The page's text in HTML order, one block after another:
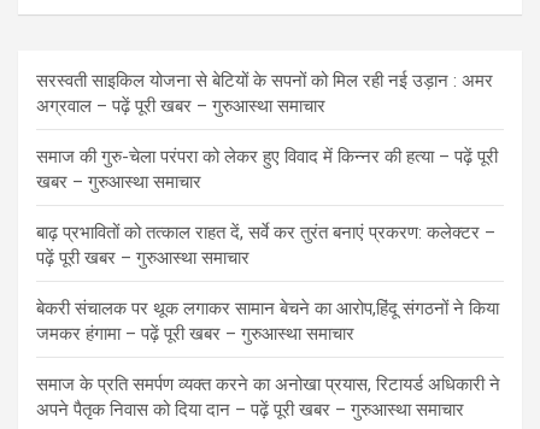
सरस्वती साइकिल योजना से बेटियों के सपनों को मिल रही नई उड़ान : अमर
अग्रवाल – पढ़ें पूरी खबर – गुरुआस्था समाचार
समाज की गुरु-चेला परंपरा को लेकर हुए विवाद में किन्नर की हत्या – पढ़ें पूरी
खबर – गुरुआस्था समाचार
बाढ़ प्रभावितों को तत्काल राहत दें, सर्वे कर तुरंत बनाएं प्रकरण: कलेक्टर –
पढ़ें पूरी खबर – गुरुआस्था समाचार
बेकरी संचालक पर थूक लगाकर सामान बेचने का आरोप,हिंदू संगठनों ने किया
जमकर हंगामा – पढ़ें पूरी खबर – गुरुआस्था समाचार
समाज के प्रति समर्पण व्यक्त करने का अनोखा प्रयास, रिटायर्ड अधिकारी ने
अपने पैतृक निवास को दिया दान – पढ़ें पूरी खबर – गुरुआस्था समाचार